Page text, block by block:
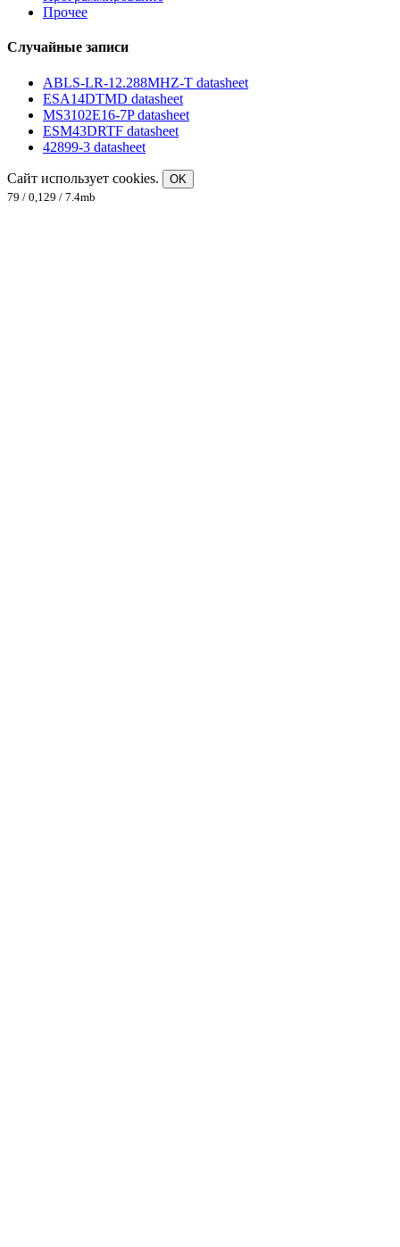
Прочее
Случайные записи
ABLS-LR-12.288MHZ-T datasheet
ESA14DTMD datasheet
MS3102E16-7P datasheet
ESM43DRTF datasheet
42899-3 datasheet
Сайт использует cookies.
OK
79 / 0,129 / 7.4mb